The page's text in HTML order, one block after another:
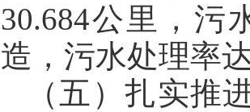
30.684公里，污
造，污水处理率
（五）扎实推